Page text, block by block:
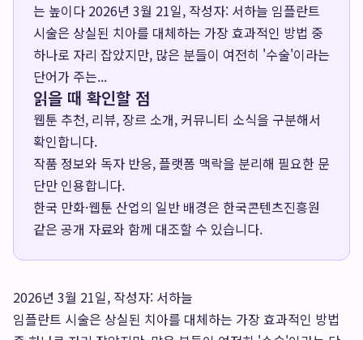
는 높이다 2026년 3월 21일, 작성자: 서하늘 임플란트
시술은 상실된 치아를 대체하는 가장 효과적인 방법 중
하나로 자리 잡았지만, 많은 분들이 여전히 '수술'이라는
단어가 주는...
읽을 때 확인할 점
웹툰 추천, 리뷰, 장르 소개, 커뮤니티 소식을 구분해서
확인합니다.
작품 정보와 독자 반응, 플랫폼 맥락을 분리해 필요한 문
단만 인용합니다.
한국 만화·웹툰 산업의 일반 배경은 한국콘텐츠진흥원
같은 공개 자료와 함께 대조할 수 있습니다.
2026년 3월 21일, 작성자: 서하늘
임플란트 시술은 상실된 치아를 대체하는 가장 효과적인 방법